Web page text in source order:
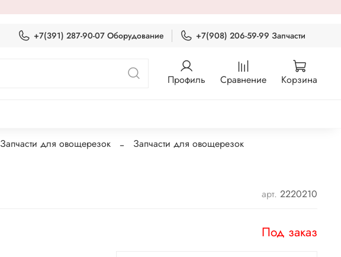
+7(391) 287-90-07 Оборудование +7(908) 206-59-99 Запчасти
Профиль Сравнение Корзина
Запчасти для овощерезок Запчасти для овощерезок
арт. 2220210
Под заказ